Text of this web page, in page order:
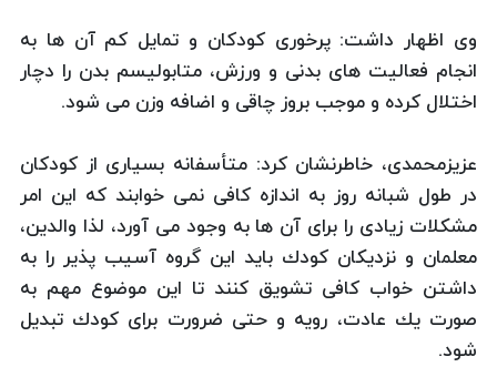
وی اظهار داشت: پرخوری كودكان و تمایل كم آن ها به
انجام فعالیت های بدنی و ورزش، متابولیسم بدن را دچار
اختلال كرده و موجب بروز چاقی و اضافه وزن می شود.
عزیزمحمدی، خاطرنشان كرد: متأسفانه بسیاری از كودكان
در طول شبانه روز به اندازه كافی نمی خوابند كه این امر
مشكلات زیادی را برای آن ها به وجود می آورد، لذا والدین،
معلمان و نزدیكان كودك باید این گروه آسیب پذیر را به
داشتن خواب كافی تشویق كنند تا این موضوع مهم به
صورت یك عادت، رویه و حتی ضرورت برای كودك تبدیل
شود.